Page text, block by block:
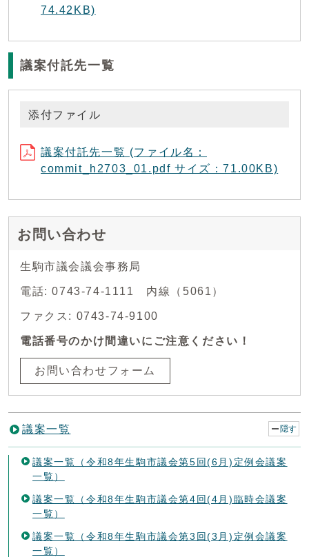
74.42KB)
議案付託先一覧
添付ファイル
議案付託先一覧 (ファイル名：
commit_h2703_01.pdf サイズ：71.00KB)
お問い合わせ
生駒市議会議会事務局
電話: 0743-74-1111 内線（5061）
ファクス: 0743-74-9100
電話番号のかけ間違いにご注意ください！
お問い合わせフォーム
議案一覧 隠す
議案一覧（令和8年生駒市議会第5回(6月)定例会議案
一覧）
議案一覧（令和8年生駒市議会第4回(4月)臨時会議案
一覧）
議案一覧（令和8年生駒市議会第3回(3月)定例会議案
一覧）